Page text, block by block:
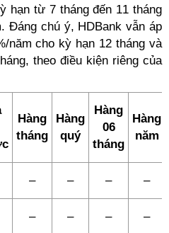
hạn từ 7 tháng đến 11 tháng
Đáng chú ý, HDBank vẫn áp
năm cho kỳ hạn 12 tháng và
theo điều kiện riêng của
Hàng
tháng
Hàng
quý
Hàng
06
tháng
Hàng
năm
– – – –
– – – –